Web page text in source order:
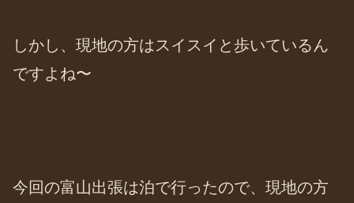
しかし、現地の方はスイスイと歩いているん
ですよね〜
今回の富山出張は泊で行ったので、現地の方